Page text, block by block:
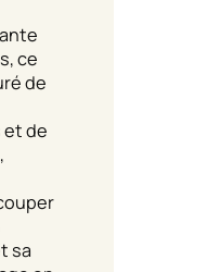
ce
de
de
sa